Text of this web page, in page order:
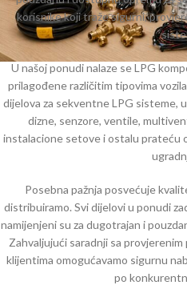
korisnike koji traže sigurni,
U našoj ponudi nalaze se LPG
prilagođene različitim tipovima
dijelova za sekventne LPG sisteme,
dizne, senzore, ventile,
instalacione setove i ostalu prateću
Posebna pažnja posvećuje
distribuiramo. Svi dijelovi u ponudi
namijenjeni su za dugotrajan i
Zahvaljujući saradnji sa
klijentima omogućavamo sigurnu
po